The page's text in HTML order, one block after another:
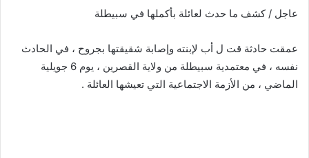
عاجل / كشف ما حدث لعائلة بأكملها في سبيطلة
عمقت حادثة قت ل أب لإبنته وإصابة شقيقتها بجروح ، في الحادث
نفسه ، في معتمدية سبيطلة من ولاية القصرين ، يوم 6 جويلية
الماضي ، من الأزمة الاجتماعية التي تعيشها العائلة .